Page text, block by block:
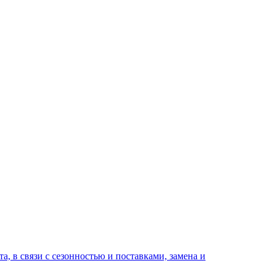
в связи с сезонностью и поставками, замена и